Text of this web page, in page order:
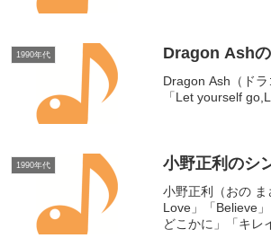
1990年代 Dragon Ash
Dragon Ash（ド
「Let yourself
1990年代 小野正利のシ
小野正利（おの
Love」「Believe
どこかに」「キレ